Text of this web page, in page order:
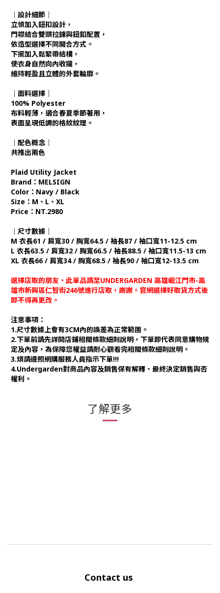
｜設計細節｜
立領加入鈕扣設計，
門襟結合雙頭拉鍊與鈕釦配置，
依造型選擇不同開合方式。
下擺加入鬆緊帶結構，
使衣身自然向內收攏，
維持輕盈且立體的外套輪廓。
｜面料選擇｜
100% Polyester
布料輕薄，適合春夏季節著用，
表面呈現低調的格紋紋理。
｜配色概念｜
共推出兩色
Plaid Utility Jacket
Brand：MELSIGN
Color：Navy / Black
Size：M、L、XL
Price：NT.2980
｜尺寸數據｜
M 衣長61 / 肩寬30 / 胸寬64.5 / 袖長87 / 袖口寬11-12.5 cm
L 衣長63.5 / 肩寬32 / 胸寬66.5 / 袖長88.5 / 袖口寬11.5-13 cm
XL 衣長66 / 肩寬34 / 胸寬68.5 / 袖長90 / 袖口寬12-13.5 cm
選擇店取的朋友，此單品請至UNDERGARDEN 高雄崛江門市-高
雄市新興區仁智街246號進行店取，謝謝。官網選擇好取貨方式後
即不得再更改。
注意事項：
1.尺寸數據上會有3CM內的誤差為正常範圍。
2.下單前請先詳閱店鋪相關條款細則說明，下單即代表同意購物規
定及內容，為保障您權益請耐心觀看完相關條款細則說明。
3.煩請遵照網購服務人員指示下單!!!
4.Undergarden對商品內容及銷售保有解釋、最終決定銷售與否
權利。
了解更多
Contact us